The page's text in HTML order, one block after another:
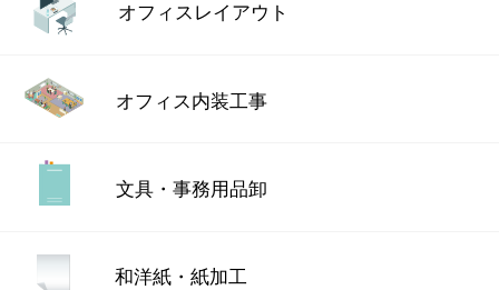
オフィスレイアウト
オフィス内装工事
文具・事務用品卸
和洋紙・紙加工